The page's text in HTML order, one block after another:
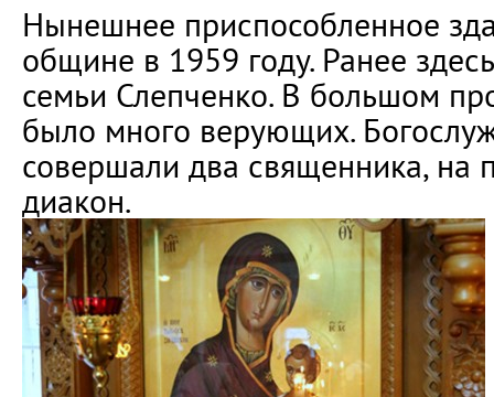
Нынешнее приспособленное
общине в 1959 году. Ранее
семьи Слепченко. В большом
было много верующих.
совершали два священника, на
диакон.